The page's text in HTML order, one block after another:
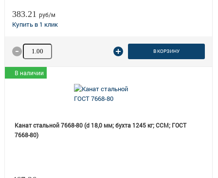
383.21 руб/м
Количество товара В КОРЗИНУ
В наличии
Канат стальной 7668-80 (d 18,0 мм; бухта 1245 кг; ССМ; ГОСТ
7668-80)